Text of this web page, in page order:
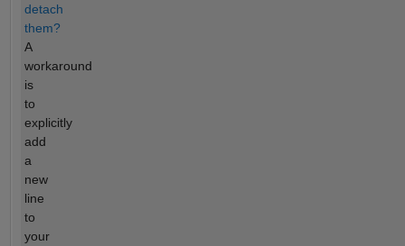
detach
them?
A
workaround
is
to
explicitly
add
a
new
line
to
your